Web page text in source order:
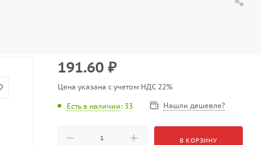
191.60 ₽
Цена указана с учетом НДС 22%
Есть в наличии: 33 Нашли дешевле?
В КОРЗИНУ